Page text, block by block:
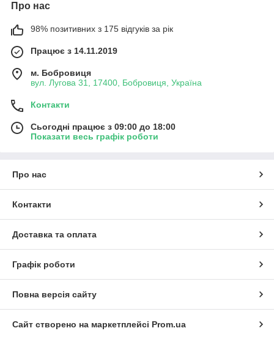
Про нас
98% позитивних з 175 відгуків за рік
Працює з 14.11.2019
м. Бобровиця
вул. Лугова 31, 17400, Бобровиця, Україна
Контакти
Сьогодні працює з 09:00 до 18:00
Показати весь графік роботи
Про нас
Контакти
Доставка та оплата
Графік роботи
Повна версія сайту
Сайт створено на маркетплейсі Prom.ua